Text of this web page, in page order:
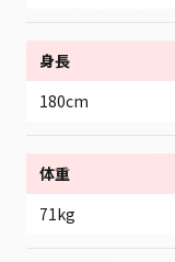
身長
180cm
体重
71kg